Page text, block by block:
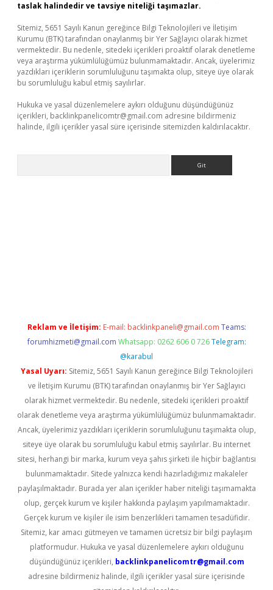
taslak halindedir ve tavsiye niteliği taşımazlar.
Sitemiz, 5651 Sayılı Kanun gereğince Bilgi Teknolojileri ve İletişim
Kurumu (BTK) tarafından onaylanmış bir Yer Sağlayıcı olarak hizmet
vermektedir. Bu nedenle, sitedeki içerikleri proaktif olarak denetleme
veya araştırma yükümlülüğümüz bulunmamaktadır. Ancak, üyelerimiz
yazdıkları içeriklerin sorumluluğunu taşımakta olup, siteye üye olarak
bu sorumluluğu kabul etmiş sayılırlar.
Hukuka ve yasal düzenlemelere aykırı olduğunu düşündüğünüz
içerikleri, backlinkpanelicomtr@gmail.com adresine bildirmeniz
halinde, ilgili içerikler yasal süre içerisinde sitemizden kaldırılacaktır.
Reklam ve İletişim: E-mail: backlinkpaneli@gmail.com Teams:
forumhizmeti@gmail.com Whatsapp: 0262 606 0 726 Telegram:
@karabul
Yasal Uyarı: Sitemiz, 5651 Sayılı Kanun gereğince Bilgi Teknolojileri
ve İletişim Kurumu (BTK) tarafından onaylanmış bir Yer Sağlayıcı
olarak hizmet vermektedir. Bu nedenle, sitedeki içerikleri proaktif
olarak denetleme veya araştırma yükümlülüğümüz bulunmamaktadır.
Ancak, üyelerimiz yazdıkları içeriklerin sorumluluğunu taşımakta olup,
siteye üye olarak bu sorumluluğu kabul etmiş sayılırlar. Bu internet
sitesi, herhangi bir marka, kurum veya şahıs şirketi ile hiçbir bağlantısı
bulunmamaktadır. Sitede yalnızca kendi hazırladığımız makaleler
paylaşılmaktadır. Burada yer alan içerikler haber niteliği taşımamakta
olup, gerçek kurum ve kişiler hakkında paylaşım yapılmamaktadır.
Gerçek kurum ve kişiler ile isim benzerlikleri tamamen tesadüfidir.
Sitemiz, kar amacı gütmeyen ve tamamen ücretsiz bir bilgi paylaşım
platformudur. Hukuka ve yasal düzenlemelere aykırı olduğunu
düşündüğünüz içerikleri, backlinkpanelicomtr@gmail.com
adresine bildirmeniz halinde, ilgili içerikler yasal süre içerisinde